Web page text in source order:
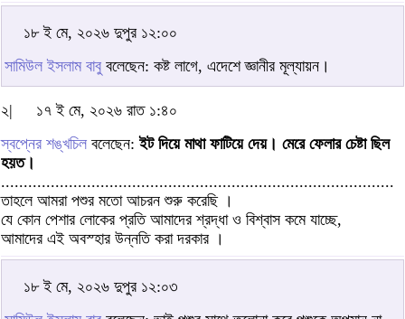
১৮ ই মে, ২০২৬ দুপুর ১২:০০
সামিউল ইসলাম বাবু বলেছেন: কষ্ট লাগে, এদেশে জ্ঞানীর মূল্যায়ন।
২|
১৭ ই মে, ২০২৬ রাত ১:৪০
স্বপ্নের শঙ্খচিল বলেছেন:ইট দিয়ে মাথা ফাটিয়ে দেয়। মেরে ফেলার চেষ্টা ছিল
হয়ত।
.......................................................................................
তাহলে আমরা পশুর মতো আচরন শুরু করেছি ।
যে কোন পেশার লোকের প্রতি আমাদের শ্রদ্ধা ও বিশ্বাস কমে যাচ্ছে,
আমাদের এই অবস্হার উন্নতি করা দরকার ।
১৮ ই মে, ২০২৬ দুপুর ১২:০৩